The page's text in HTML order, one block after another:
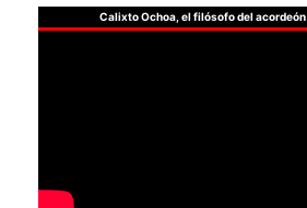
Calixto Ochoa, el filósofo del acordeón